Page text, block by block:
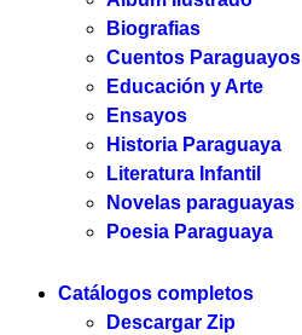
Biografias
Cuentos Paraguayos
Educación y Arte
Ensayos
Historia Paraguaya
Literatura Infantil
Novelas paraguayas
Poesia Paraguaya
Catálogos completos
Descargar Zip